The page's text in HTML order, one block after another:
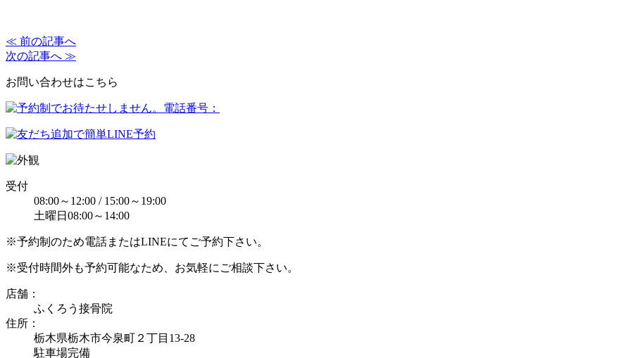
≪ 前の記事へ
次の記事へ ≫
お問い合わせはこちら
受付
08:00～12:00 / 15:00～19:00
土曜日08:00～14:00
※予約制のため電話またはLINEにてご予約下さい。
※受付時間外も予約可能なため、お気軽にご相談下さい。
店舗：
ふくろう接骨院
住所：
栃木県栃木市今泉町２丁目13-28
駐車場完備